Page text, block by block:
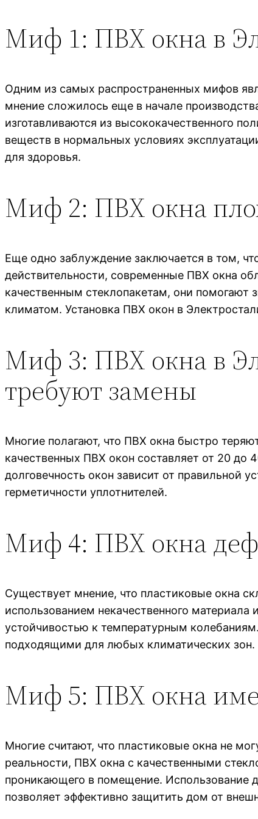
Миф 1: ПВХ окна в
Одним из самых распространенных мифов
мнение сложилось еще в начале
изготавливаются из высококачественного
веществ в нормальных условиях
для здоровья.
Миф 2: ПВХ окна
Еще одно заблуждение заключается в том,
действительности, современные ПВХ окна
качественным стеклопакетам, они помогают
климатом. Установка ПВХ окон в
Миф 3: ПВХ окна в
требуют замены
Многие полагают, что ПВХ окна быстро
качественных ПВХ окон составляет от 20 до
долговечность окон зависит от правильной
герметичности уплотнителей.
Миф 4: ПВХ окна
Существует мнение, что пластиковые окна
использованием некачественного
устойчивостью к температурным
подходящими для любых климатических зон.
Миф 5: ПВХ окна
Многие считают, что пластиковые окна не
реальности, ПВХ окна с качественными
проникающего в помещение. Использование
позволяет эффективно защитить дом от